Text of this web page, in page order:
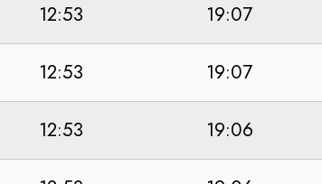
12:53 19:07
12:53 19:07
12:53 19:06